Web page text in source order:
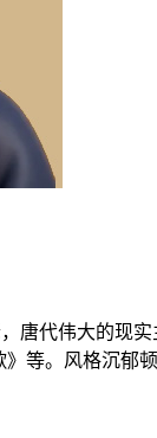
唐代伟大的现
等。风格沉郁